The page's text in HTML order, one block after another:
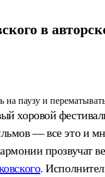
в
на паузу и
хоровой
— все это и
прозвучат
.